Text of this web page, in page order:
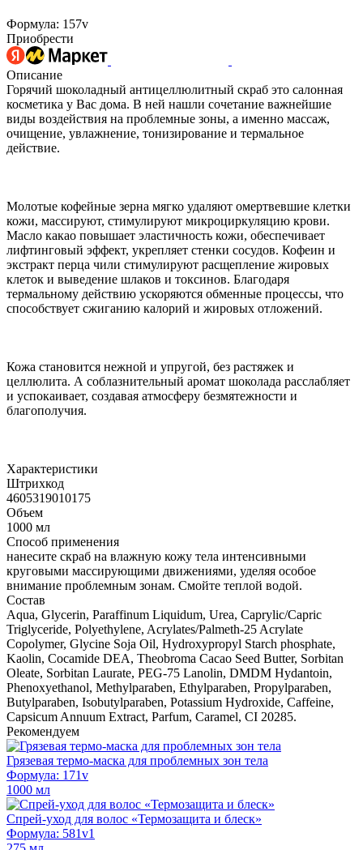
Формула: 157v
Приобрести
Описание
Горячий шоколадный антицеллюлитный скраб это салонная
косметика у Вас дома. В ней нашли сочетание важнейшие
виды воздействия на проблемные зоны, а именно массаж,
очищение, увлажнение, тонизирование и термальное
действие.
Молотые кофейные зерна мягко удаляют омертвевшие клетки
кожи, массируют, стимулируют микроциркуляцию крови.
Масло какао повышает эластичность кожи, обеспечивает
лифтинговый эффект, укрепляет стенки сосудов. Кофеин и
экстракт перца чили стимулируют расщепление жировых
клеток и выведение шлаков и токсинов. Благодаря
термальному действию ускоряются обменные процессы, что
способствует сжиганию калорий и жировых отложений.
Кожа становится нежной и упругой, без растяжек и
целлюлита. А соблазнительный аромат шоколада расслабляет
и успокаивает, создавая атмосферу безмятежности и
благополучия.
Характеристики
Штрихкод
4605319010175
Объем
1000 мл
Способ применения
нанесите скраб на влажную кожу тела интенсивными
круговыми массирующими движениями, уделяя особое
внимание проблемным зонам. Смойте теплой водой.
Состав
Aqua, Glycerin, Paraffinum Liquidum, Urea, Caprylic/Capric
Triglyceride, Polyethylene, Acrylates/Palmeth-25 Acrylate
Copolymer, Glycine Soja Oil, Hydroxypropyl Starch phosphate,
Kaolin, Cocamide DEA, Theobroma Cacao Seed Butter, Sorbitan
Oleate, Sorbitan Laurate, PEG-75 Lanolin, DMDM Hydantoin,
Phenoxyethanol, Methylparaben, Ethylparaben, Propylparaben,
Butylparaben, Isobutylparaben, Potassium Hydroxide, Caffeine,
Capsicum Annuum Extract, Parfum, Caramel, CI 20285.
Рекомендуем
Грязевая термо-маска для проблемных зон тела
Формула: 171v
1000 мл
Спрей-уход для волос «Термозащита и блеск»
Формула: 581v1